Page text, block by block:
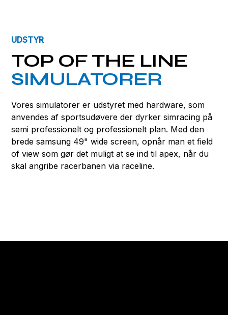
UDSTYR
TOP OF THE LINE
SIMULATORER
Vores simulatorer er udstyret med hardware, som
anvendes af sportsudøvere der dyrker simracing på
semi professionelt og professionelt plan. Med den
brede samsung 49" wide screen, opnår man et field
of view som gør det muligt at se ind til apex, når du
skal angribe racerbanen via raceline.